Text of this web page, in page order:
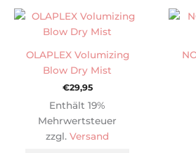
OLAPLEX Volumizing
Blow Dry Mist
€29,95
Enthält 19%
Mehrwertsteuer
zzgl. Versand